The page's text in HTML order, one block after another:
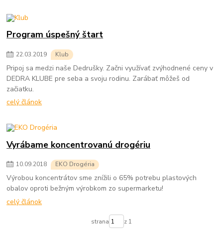
Program úspešný štart
22.03.2019 Klub
Pripoj sa medzi naše Dedrušky. Začni využívať zvýhodnené ceny v
DEDRA KLUBE pre seba a svoju rodinu. Zarábať môžeš od
začiatku.
celý článok
Vyrábame koncentrovanú drogériu
10.09.2018 EKO Drogéria
Výrobou koncentrátov sme znížili o 65% potrebu plastových
obalov oproti bežným výrobkom zo supermarketu!
celý článok
strana z 1